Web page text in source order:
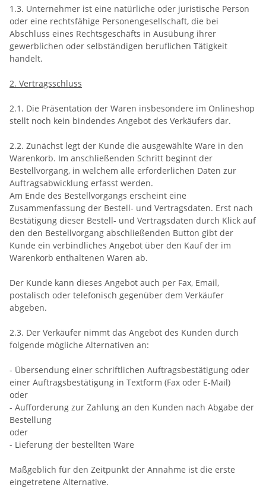
1.3. Unternehmer ist eine natürliche oder juristische Person
oder eine rechtsfähige Personengesellschaft, die bei
Abschluss eines Rechtsgeschäfts in Ausübung ihrer
gewerblichen oder selbständigen beruflichen Tätigkeit
handelt.
2. Vertragsschluss
2.1. Die Präsentation der Waren insbesondere im Onlineshop
stellt noch kein bindendes Angebot des Verkäufers dar.
2.2. Zunächst legt der Kunde die ausgewählte Ware in den
Warenkorb. Im anschließenden Schritt beginnt der
Bestellvorgang, in welchem alle erforderlichen Daten zur
Auftragsabwicklung erfasst werden.
Am Ende des Bestellvorgangs erscheint eine
Zusammenfassung der Bestell- und Vertragsdaten. Erst nach
Bestätigung dieser Bestell- und Vertragsdaten durch Klick auf
den den Bestellvorgang abschließenden Button gibt der
Kunde ein verbindliches Angebot über den Kauf der im
Warenkorb enthaltenen Waren ab.
Der Kunde kann dieses Angebot auch per Fax, Email,
postalisch oder telefonisch gegenüber dem Verkäufer
abgeben.
2.3. Der Verkäufer nimmt das Angebot des Kunden durch
folgende mögliche Alternativen an:
- Übersendung einer schriftlichen Auftragsbestätigung oder
einer Auftragsbestätigung in Textform (Fax oder E-Mail)
oder
- Aufforderung zur Zahlung an den Kunden nach Abgabe der
Bestellung
oder
- Lieferung der bestellten Ware
Maßgeblich für den Zeitpunkt der Annahme ist die erste
eingetretene Alternative.